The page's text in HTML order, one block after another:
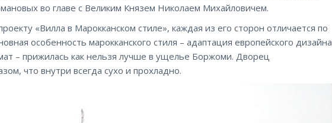
во главе с Великим Князем Николаем Михайловичем.
«Вилла в Марокканском стиле», каждая из его сторон отличается по
особенность марокканского стиля – адаптация европейского дизайна
– прижилась как нельзя лучше в ущелье Боржоми. Дворец
что внутри всегда сухо и прохладно.